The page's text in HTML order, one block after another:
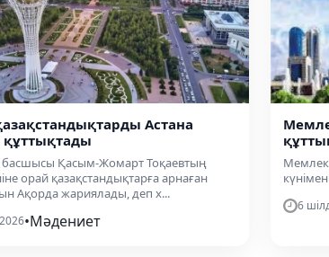
Астана
құттықтады
Қасым-Жомарт Тоқаевтың
орай қазақстандықтарға арнаған
Ақорда жариялады, деп х...
•Мәдениет
6